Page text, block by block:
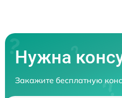
Нужна
Закажите бесплатную